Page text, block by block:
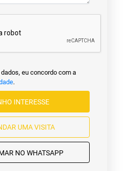
eu concordo com a
.
TENHO INTERESSE
AGENDAR UMA VISITA
NO WHATSAPP